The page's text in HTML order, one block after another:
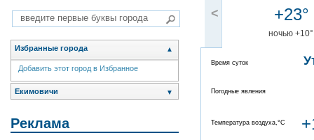
Избранные города ▲
Добавить этот город в Избранное
Екимовичи ▼
Реклама
< +23°
ночью +10°
Время суток
Погодные явления
Температура воздуха,°C